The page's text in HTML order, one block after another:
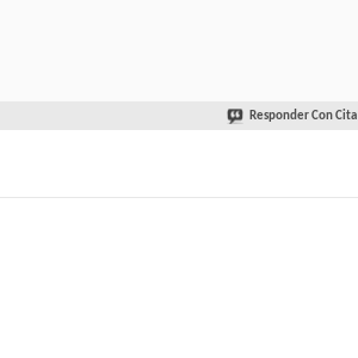
Responder Con Cita